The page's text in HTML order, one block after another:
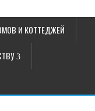
И КОТТЕДЖЕЙ